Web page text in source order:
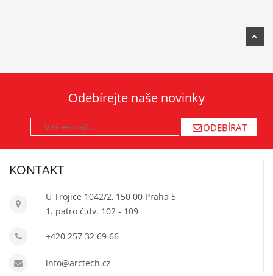
Odebírejte naše novinky
ODEBÍRAT
KONTAKT
U Trojice 1042/2, 150 00 Praha 5
1. patro č.dv. 102 - 109
+420 257 32 69 66
info@arctech.cz